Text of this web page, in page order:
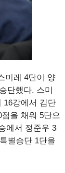
미레 4단이 양
단했다. 스미
16강에서 김단
을 채워 5단으
에서 정준우 3
별승단 1단을